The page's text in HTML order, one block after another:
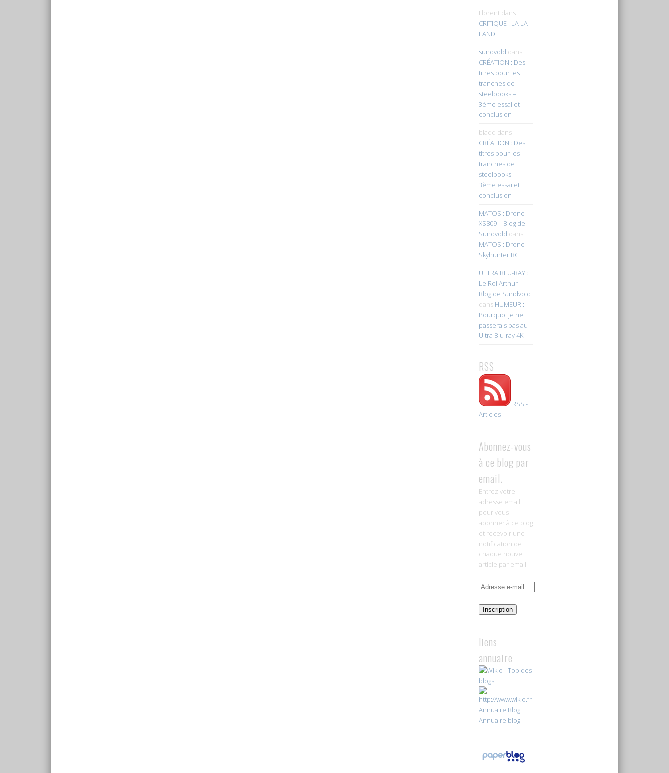
Florentdans
CRITIQUE : LA LA
LAND
sundvold dans
CRÉATION : Des
titres pour les
tranches de
steelbooks –
3ème essai et
conclusion
bladd dans
CRÉATION : Des
titres pour les
tranches de
steelbooks –
3ème essai et
conclusion
MATOS : Drone
XS809 – Blog de
Sundvold dans
MATOS : Drone
Skyhunter RC
ULTRA BLU-RAY :
Le Roi Arthur –
Blog de Sundvold
dans HUMEUR :
Pourquoi je ne
passerais pas au
Ultra Blu-ray 4K
RSS
RSS -
Articles
Abonnez-vous
à ce blog par
email.
Entrez votre
adresse email
pour vous
abonner à ce blog
et recevoir une
notification de
chaque nouvel
article par email.
Adresse
mailInscription
liens
annuaire
Annuaire Blog
Annuaire blog